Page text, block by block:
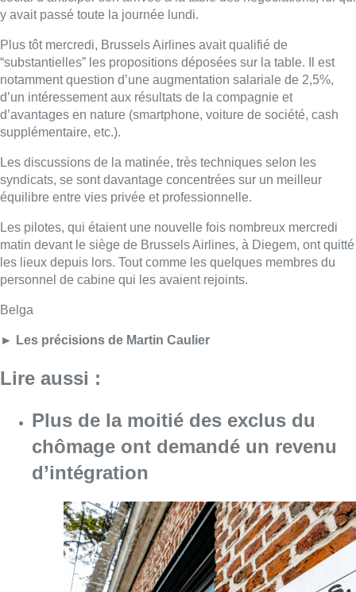
Les pilotes, qui étaient une nouvelle fois nombreux mercredi
les lieux depuis lors. Tout comme les quelques membres du
personnel de cabine qui les avaient rejoints.
Belga
► Les précisions de Martin Caulier
Lire aussi :
Plus de la moitié des exclus du
chômage ont demandé un revenu
d’intégration
06 août 2026Consulter l'article "Plus de la moitié des